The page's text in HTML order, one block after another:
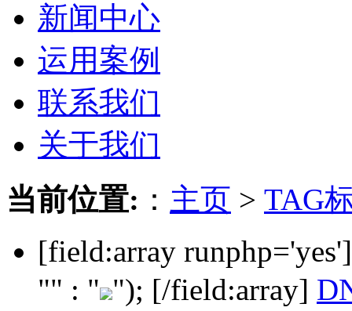
新闻中心
运用案例
联系我们
关于我们
当前位置: ： 主页 > TAG
[field:array
"" : " "); [/field:array]